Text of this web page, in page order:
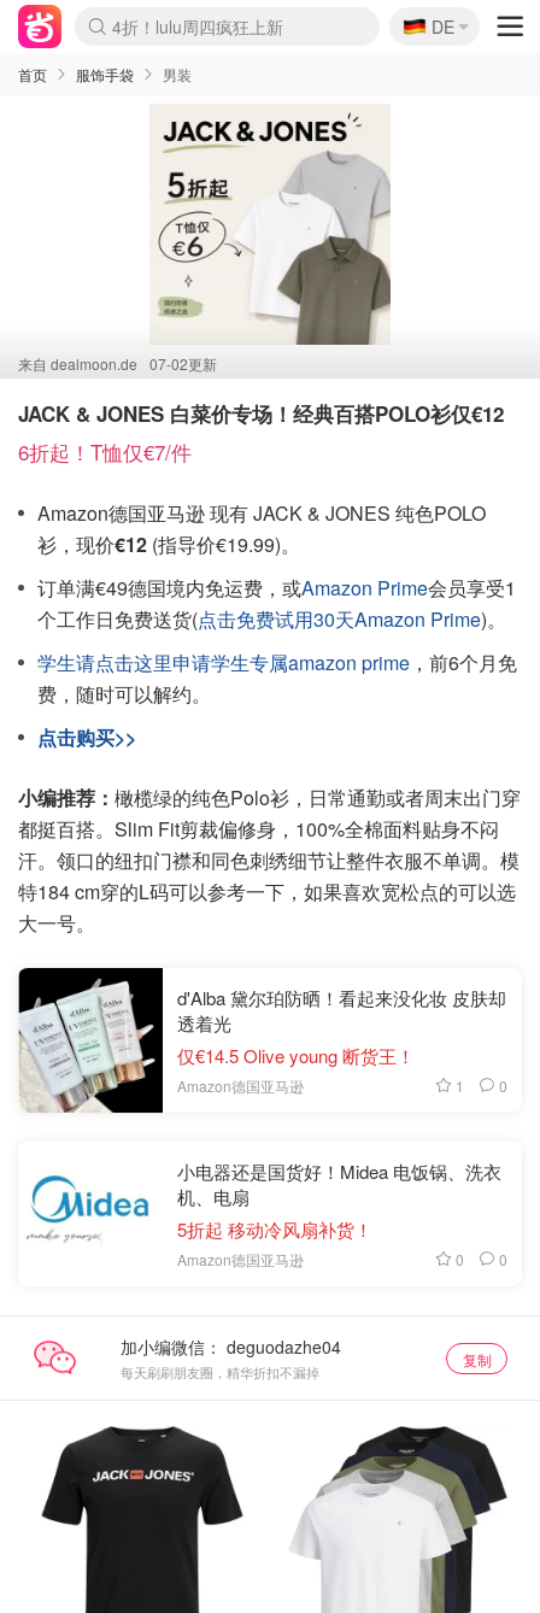
Boticinal 夏促开抢！
4折！lulu周四疯狂上新
还没结束！&OtherStories大促
Joybuy变相75折 随时失效
速领！Stanley独家85折
疑似霸哥！Camper额外叠85折
Zalando 奥莱闪促！每日更新
Moncler反季囤！5折起+叠9折
Coach Brooklyn仅€192
🇩🇪
DE
首页 服饰手袋 男装
来自 dealmoon.de 07-02更新
JACK & JONES 白菜价专场！经典百搭POLO衫仅€12
6折起！T恤仅€7/件
Amazon德国亚马逊 现有 JACK & JONES 纯色POLO
衫，现价€12 (指导价€19.99)。
订单满€49德国境内免运费，或Amazon Prime会员享受1
个工作日免费送货(点击免费试用30天Amazon Prime)。
学生请点击这里申请学生专属amazon prime ，前6个月免
费，随时可以解约。
点击购买>>
小编推荐： 橄榄绿的纯色Polo衫，日常通勤或者周末出门穿
都挺百搭。Slim Fit剪裁偏修身，100%全棉面料贴身不闷
汗。领口的纽扣门襟和同色刺绣细节让整件衣服不单调。模
特184 cm穿的L码可以参考一下，如果喜欢宽松点的可以选
大一号。
d'Alba 黛尔珀防晒！看起来没化妆 皮肤却
透着光
仅€14.5 Olive young 断货王！
Amazon德国亚马逊 1 0
小电器还是国货好！Midea 电饭锅、洗衣
机、电扇
5折起 移动冷风扇补货！
Amazon德国亚马逊 0 0
加小编微信：
每天刷刷朋友圈，精华折扣不漏掉
复制